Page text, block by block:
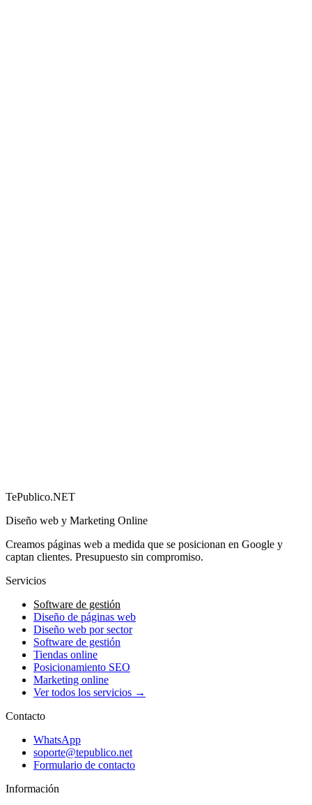
→
TePublico.NET
Diseño web y Marketing Online
Creamos páginas web a medida que se posicionan en Google y
captan clientes. Presupuesto sin compromiso.
Servicios
Software de gestión
Diseño de páginas web
Diseño web por sector
Software de gestión
Tiendas online
Posicionamiento SEO
Marketing online
Ver todos los servicios →
Contacto
WhatsApp
soporte@tepublico.net
Formulario de contacto
Información